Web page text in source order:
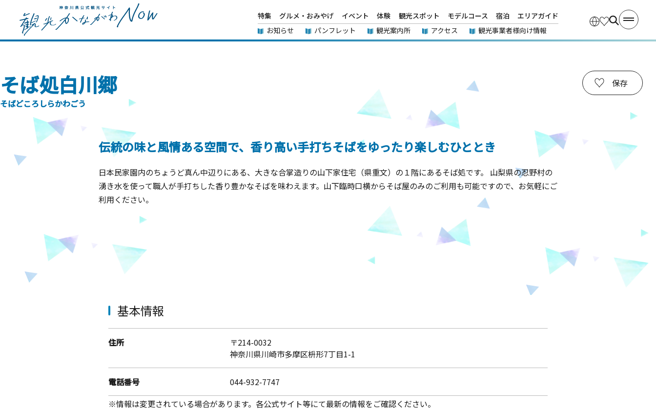
特集 グルメ・おみやげ イベント 体験 観光スポット モデルコース 宿泊
エリアガイド
お知らせ
パンフレット 観光案内所 アクセス 観光事業者様向け情報
そば処白川郷
そばどころしらかわごう
保存
伝統の味と風情ある空間で、香り高い手打ちそばをゆったり楽しむひととき
日本民家園内のちょうど真ん中辺りにある、大きな合掌造りの山下家住宅（県重文）の１階にあるそば処です。 山梨県の忍野村の
湧き水を使って職人が手打ちした香り豊かなそばを味わえます。山下臨時口横からそば屋のみのご利用も可能ですので、お気軽にご
利用ください。
基本情報
住所
〒214-0032
神奈川県川崎市多摩区枡形7丁目1-1
電話番号
044-932-7747
※情報は変更されている場合があります。各公式サイト等にて最新の情報をご確認ください。